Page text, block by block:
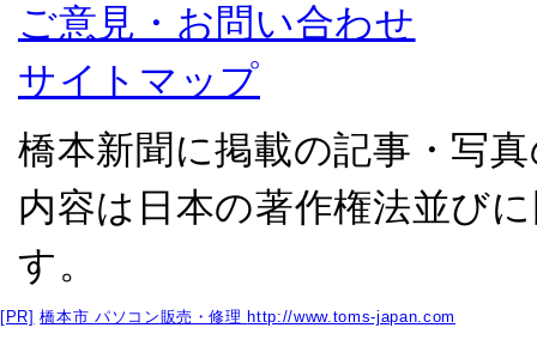
ご意見・お問い合わせ
サイトマップ
橋本新聞に掲載の記事・写
内容は日本の著作権法並び
す。
[PR] 橋本市 パソコン販売・修理 http://www.toms-japan.com